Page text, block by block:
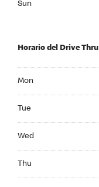
Sun
Horario del Drive Thru
Mon
Tue
Wed
Thu